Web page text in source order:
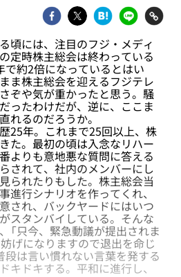
頃には、注目のフジ・メディ
定時株主総会は終わっている
で約2倍になっているとはい
ま株主総会を迎えるフジテレ
ぞや気が重かったと思う。騒
ったわけだが、逆に、ここま
れるのだろうか。
25年。これまで25回以上、株
た。最初の頃は入念なリハー
よりも意地悪な質問に答える
されて、社内のメンバーにし
られたりもした。株主総会当
進行シナリオを作ってくれ、
され、バックヤードにはいつ
スタンバイしている。そんな
「只今、緊急動議が提出されま
妨げになりますので退出を命じ
段は言い慣れない言葉を発する
キドキする。平和に進行し、